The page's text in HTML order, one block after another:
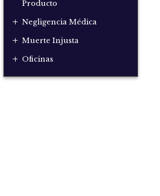
Producto
+ Negligencia Médica
+ Muerte Injusta
+ Oficinas